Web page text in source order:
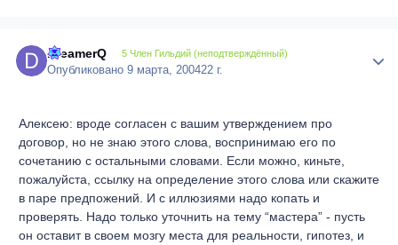
DreamerQ 5 Член Гильдий (неподтверждённый)
Опубликовано9 марта, 200422 г.
Алексею: вроде согласен с вашим утверждением про
договор, но не знаю этого слова, воспринимаю его по
сочетанию с остальными словами. Если можно, киньте,
пожалуйста, ссылку на определение этого слова или скажите
в паре предпожений. И с иллюзиями надо копать и
проверять. Надо только уточнить на тему “мастера” - пусть
он оставит в своем мозгу места для реальности, гипотез, и